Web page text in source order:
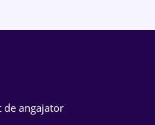
de angajator